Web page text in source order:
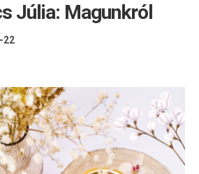
Júlia: Magunkról
22